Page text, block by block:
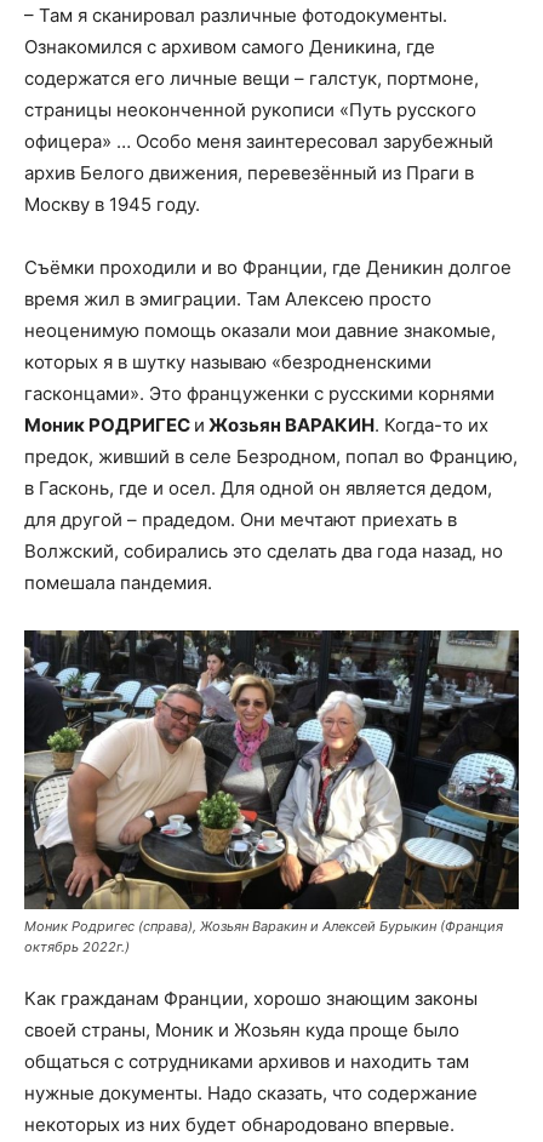
– Там я сканировал различные фотодокументы.
Ознакомился с архивом самого Деникина, где
содержатся его личные вещи – галстук, портмоне,
страницы неоконченной рукописи «Путь русского
офицера» … Особо меня заинтересовал зарубежный
архив Белого движения, перевезённый из Праги в
Москву в 1945 году.
Съёмки проходили и во Франции, где Деникин долгое
время жил в эмиграции. Там Алексею просто
неоценимую помощь оказали мои давние знакомые,
которых я в шутку называю «безродненскими
гасконцами». Это француженки с русскими корнями
Моник РОДРИГЕС и Жозьян ВАРАКИН. Когда-то их
предок, живший в селе Безродном, попал во Францию,
в Гасконь, где и осел. Для одной он является дедом,
для другой – прадедом. Они мечтают приехать в
Волжский, собирались это сделать два года назад, но
помешала пандемия.
Моник Родригес (справа), Жозьян Варакин и Алексей Бурыкин (Франция
октябрь 2022г.)
Как гражданам Франции, хорошо знающим законы
своей страны, Моник и Жозьян куда проще было
общаться с сотрудниками архивов и находить там
нужные документы. Надо сказать, что содержание
некоторых из них будет обнародовано впервые.